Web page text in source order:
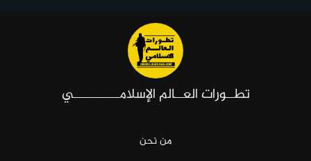
تطــورات العــالم الإسلامـــــــــــي
من نحن